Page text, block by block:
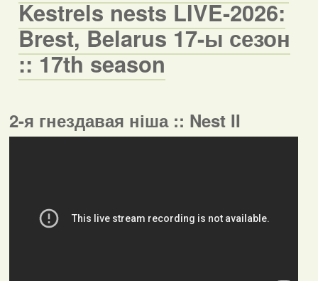
Kestrels nests LIVE-2026:
Brest, Belarus 17-ы сезон
:: 17th season
2-я гнездавая ніша :: Nest II